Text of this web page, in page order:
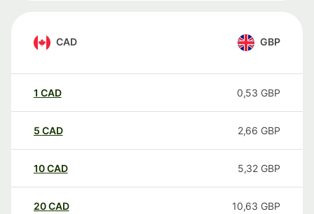
CAD GBP
1 CAD 0,53 GBP
5 CAD 2,66 GBP
10CAD 5,32 GBP
20CAD 10,63 GBP